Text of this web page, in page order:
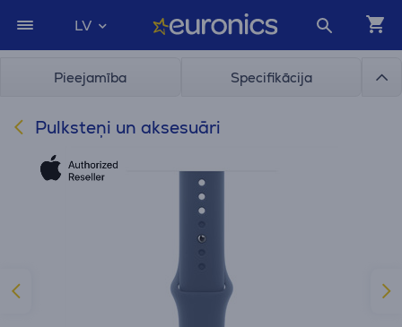
LV
Pieejamība Specifikācija
Pulksteņi un aksesuāri